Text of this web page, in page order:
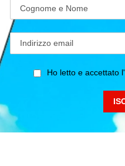
Ho letto e accettato l'